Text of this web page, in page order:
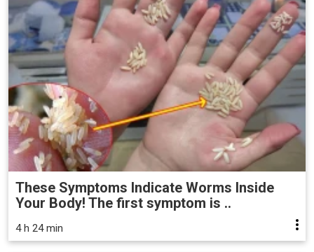
These Symptoms Indicate Worms Inside
Your Body! The first symptom is ..
4 h 24 min